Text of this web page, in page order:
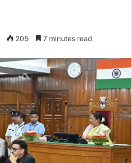
205 7 minutes read